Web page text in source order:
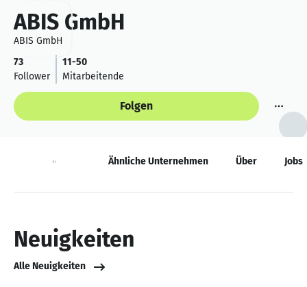
ABIS GmbH
ABIS GmbH
73
Follower
11-50
Mitarbeitende
Folgen
Neuigkeiten Ähnliche Unternehmen Über Jobs
Neuigkeiten
Alle Neuigkeiten